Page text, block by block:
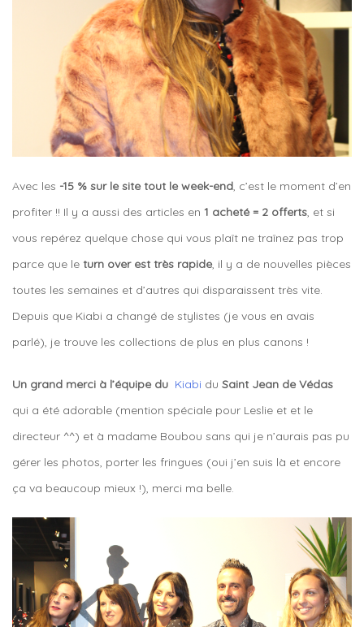
Avec les -15 % sur le site tout le week-end, c’est le moment d’en
profiter !! Il y a aussi des articles en 1 acheté = 2 offerts, et si
vous repérez quelque chose qui vous plaît ne traînez pas trop
parce que le turn over est très rapide, il y a de nouvelles pièces
toutes les semaines et d’autres qui disparaissent très vite.
Depuis que Kiabi a changé de stylistes (je vous en avais
parlé), je trouve les collections de plus en plus canons !
Un grand merci à l’équipe du Kiabi du Saint Jean de Védas
qui a été adorable (mention spéciale pour Leslie et et le
directeur ^^) et à madame Boubou sans qui je n’aurais pas pu
gérer les photos, porter les fringues (oui j’en suis là et encore
ça va beaucoup mieux !), merci ma belle.